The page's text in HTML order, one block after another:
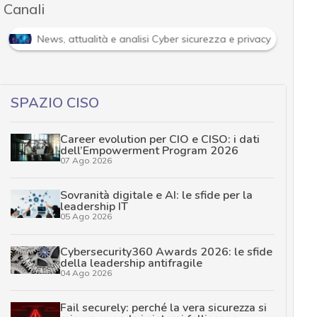
Canali
News, attualità e analisi Cyber sicurezza e privacy
SPAZIO CISO
Career evolution per CIO e CISO: i dati
dell’Empowerment Program 2026
07 Ago 2026
Sovranità digitale e AI: le sfide per la
leadership IT
05 Ago 2026
Cybersecurity360 Awards 2026: le sfide
della leadership antifragile
04 Ago 2026
Fail securely: perché la vera sicurezza si